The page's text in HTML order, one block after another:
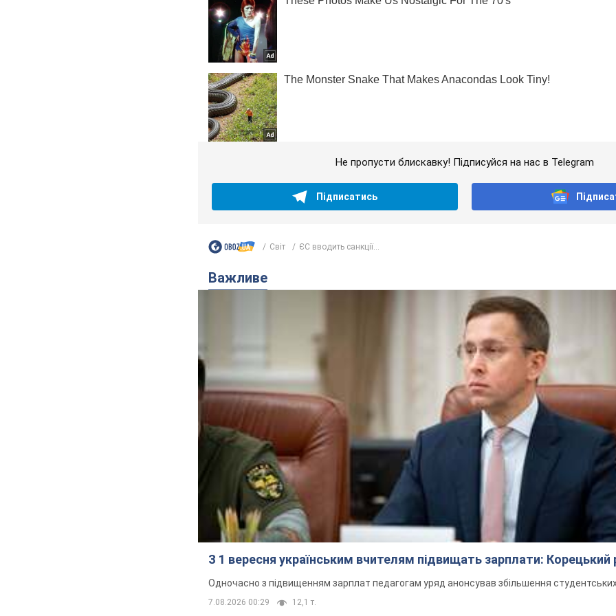
Не пропусти блискавку! Підписуйся на нас в Telegram
Підписатись
Світ ЄС вводить санкції...
Важливе
З 1 вересня українським вчителям підвищать зарплати: Корецький
Одночасно з підвищенням зарплат педагогам уряд анонсував збільшення
7.08.2026 00:29 12,1 т.